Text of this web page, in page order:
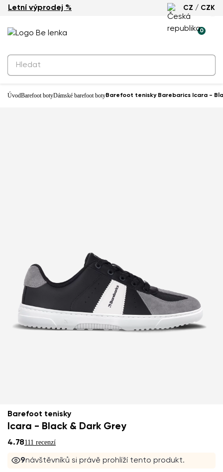
Letní výprodej % CZ / CZK
0
ÚvodBarefoot botyDámské barefoot botyBarefoot tenisky Barebarics Icara -
Barefoot tenisky
Icara - Black & Dark Grey
4.78111 recenzí
9návštěvníků si právě prohlíží tento produkt.